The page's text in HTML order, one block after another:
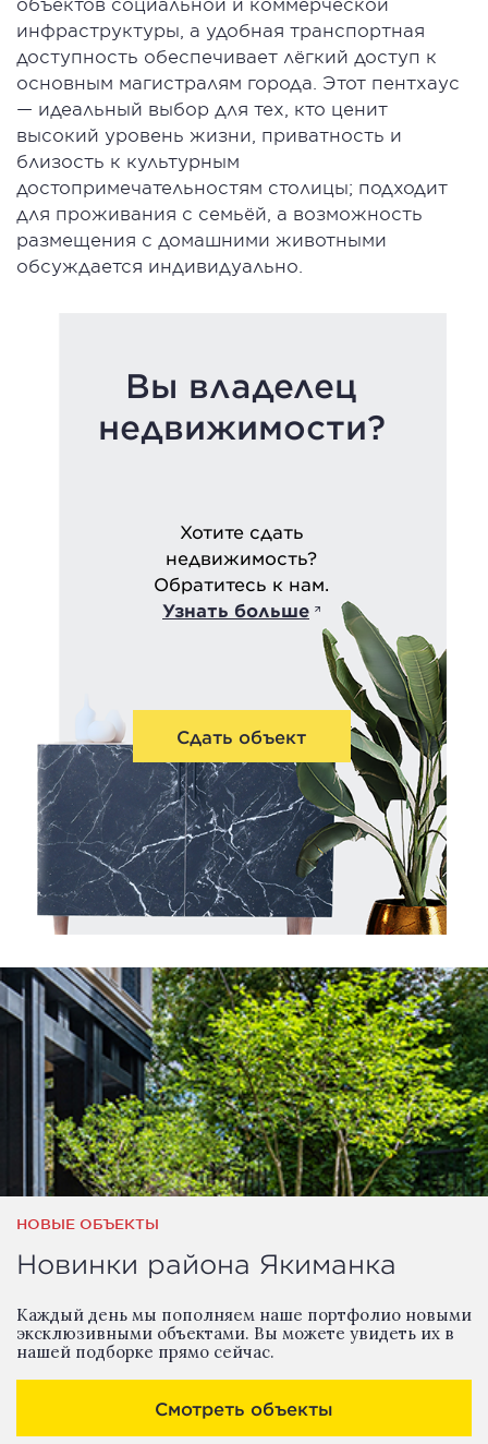
инфраструктуры, а удобная транспортная
доступность обеспечивает лёгкий доступ к
основным магистралям города. Этот пентхаус
— идеальный выбор для тех, кто ценит
высокий уровень жизни, приватность и
близость к культурным
достопримечательностям столицы; подходит
для проживания с семьёй, а возможность
размещения с домашними животными
обсуждается индивидуально.
Вы владелец
недвижимости?
Хотите сдать
недвижимость?
Обратитесь к нам.
Узнать больше
Сдать объект
НОВЫЕ ОБЪЕКТЫ
Новинки района Якиманка
Каждый день мы пополняем наше портфолио новыми
эксклюзивными объектами. Вы можете увидеть их в
нашей подборке прямо сейчас.
Смотреть объекты